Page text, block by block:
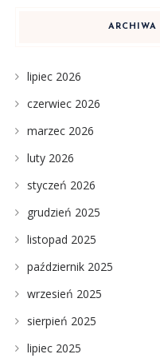
ARCHIWA
lipiec 2026
czerwiec 2026
marzec 2026
luty 2026
styczeń 2026
grudzień 2025
listopad 2025
październik 2025
wrzesień 2025
sierpień 2025
lipiec 2025